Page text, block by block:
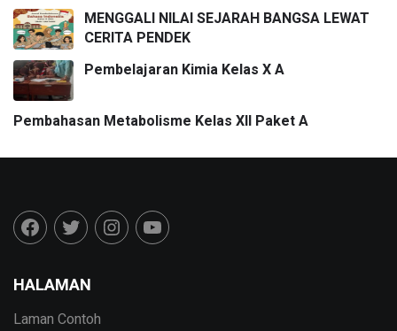
MENGGALI NILAI SEJARAH BANGSA LEWAT
CERITA PENDEK
Pembelajaran Kimia Kelas X A
Pembahasan Metabolisme Kelas XII Paket A
HALAMAN
Laman Contoh